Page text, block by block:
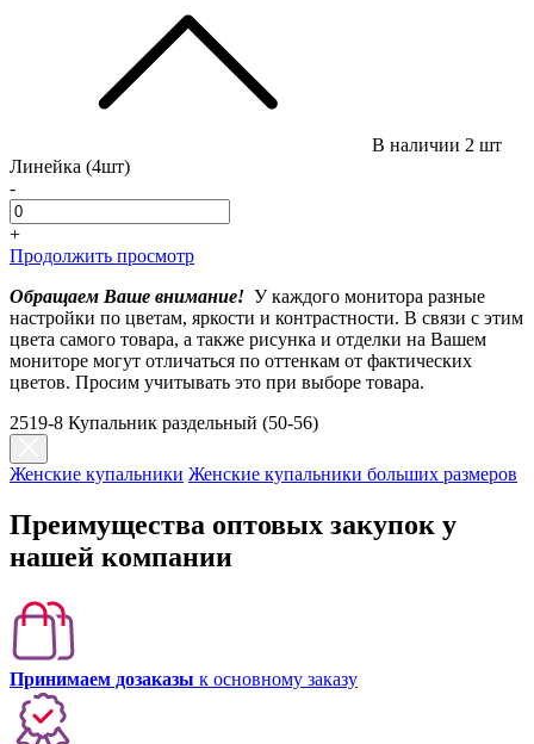
В наличии 2 шт
Линейка (4шт)
-
+
Продолжить просмотр
Обращаем Ваше внимание! У каждого монитора разные
настройки по цветам, яркости и контрастности. В связи с этим
цвета самого товара, а также рисунка и отделки на Вашем
мониторе могут отличаться по оттенкам от фактических
цветов. Просим учитывать это при выборе товара.
2519-8 Купальник раздельный (50-56)
Женские купальники Женские купальники больших размеров
Преимущества оптовых закупок у
нашей компании
Принимаем дозаказы к основному заказу